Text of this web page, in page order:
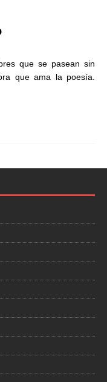
que se pasean sin
que ama la poesía.